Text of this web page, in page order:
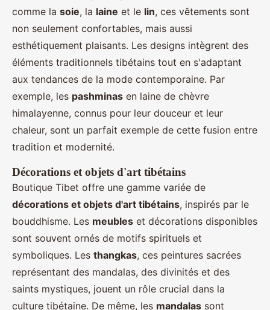
comme la soie, la laine et le lin, ces vêtements sont
non seulement confortables, mais aussi
esthétiquement plaisants. Les designs intègrent des
éléments traditionnels tibétains tout en s'adaptant
aux tendances de la mode contemporaine. Par
exemple, les pashminas en laine de chèvre
himalayenne, connus pour leur douceur et leur
chaleur, sont un parfait exemple de cette fusion entre
tradition et modernité.
Décorations et objets d'art tibétains
Boutique Tibet offre une gamme variée de
décorations et objets d'art tibétains, inspirés par le
bouddhisme. Les meubles et décorations disponibles
sont souvent ornés de motifs spirituels et
symboliques. Les thangkas, ces peintures sacrées
représentant des mandalas, des divinités et des
saints mystiques, jouent un rôle crucial dans la
culture tibétaine. De même, les mandalas sont